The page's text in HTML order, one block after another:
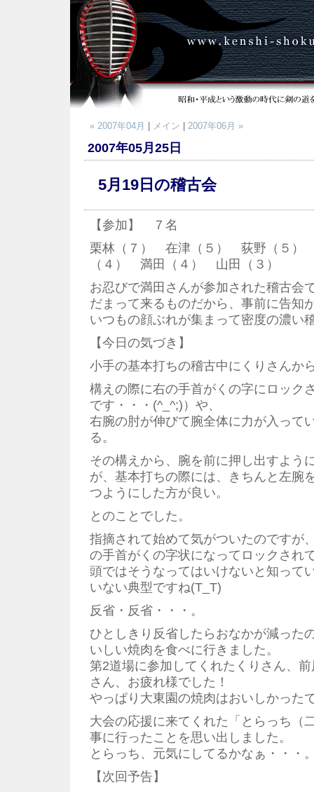
« 2007年04月 メイン 2007年06月 »
2007年05月25日
5月19日の稽古会
【参加】 ７名
栗林（７） 在津（５） 荻野（５
（４） 満田（４） 山田（３）
お忍びで満田さんが参加された稽古会
だまって来るものだから、事前に告知
いつもの顔ぶれが集まって密度の濃い
【今日の気づき】
小手の基本打ちの稽古中にくりさんか
構えの際に右の手首がくの字にロック
です・・・(^_^;)）や、
右腕の肘が伸びて腕全体に力が入って
る。
その構えから、腕を前に押し出すよう
が、基本打ちの際には、きちんと左腕
つようにした方が良い。
とのことでした。
指摘されて始めて気がついたのですが
の手首がくの字状になってロックされ
頭ではそうなってはいけないと知って
いない典型ですね(T_T)
反省・反省・・・。
ひとしきり反省したらおなかが減った
いしい焼肉を食べに行きました。
第2道場に参加してくれたくりさん、
さん、お疲れ様でした！
やっぱり大東園の焼肉はおいしかった
大会の応援に来てくれた「とらっち（
事に行ったことを思い出しました。
とらっち、元気にしてるかなぁ・・・
【次回予告】